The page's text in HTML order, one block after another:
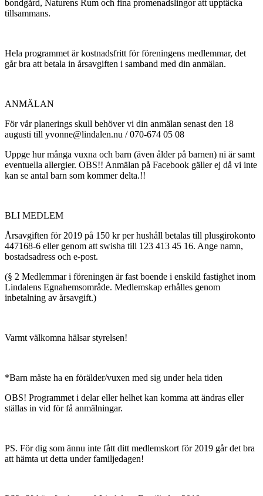
bondgård, Naturens Rum och fina promenadslingor att upptäcka
tillsammans.
Hela programmet är kostnadsfritt för föreningens medlemmar, det
går bra att betala in årsavgiften i samband med din anmälan.
ANMÄLAN
För vår planerings skull behöver vi din anmälan senast den 18
augusti till yvonne@lindalen.nu / 070-674 05 08
Uppge hur många vuxna och barn (även ålder på barnen) ni är samt
eventuella allergier. OBS!! Anmälan på Facebook gäller ej då vi inte
kan se antal barn som kommer delta.!!
BLI MEDLEM
Årsavgiften för 2019 på 150 kr per hushåll betalas till plusgirokonto
447168-6 eller genom att swisha till 123 413 45 16. Ange namn,
bostadsadress och e-post.
(§ 2 Medlemmar i föreningen är fast boende i enskild fastighet inom
Lindalens Egnahemsområde. Medlemskap erhålles genom
inbetalning av årsavgift.)
Varmt välkomna hälsar styrelsen!
*Barn måste ha en förälder/vuxen med sig under hela tiden
OBS! Programmet i delar eller helhet kan komma att ändras eller
ställas in vid för få anmälningar.
PS. För dig som ännu inte fått ditt medlemskort för 2019 går det bra
att hämta ut detta under familjedagen!